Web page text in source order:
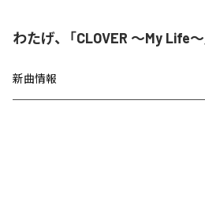
わたげ、「CLOVER ～My Life
新曲情報